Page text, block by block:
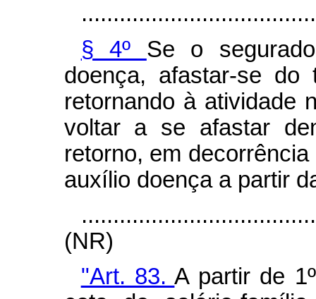
§ 4º Se o
doença, afastar-se do
retornando à atividade
voltar a se afastar
retorno, em
auxílio doença a partir
(NR)
"Art. 83.A partir de